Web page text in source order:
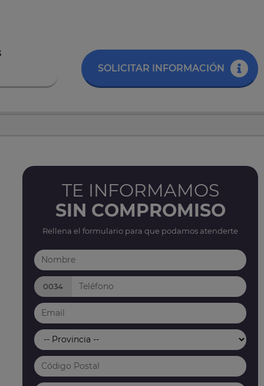
SOLICITAR INFORMACIÓN
TE INFORMAMOS
SIN COMPROMISO
Rellena el formulario para que podamos atenderte
0034